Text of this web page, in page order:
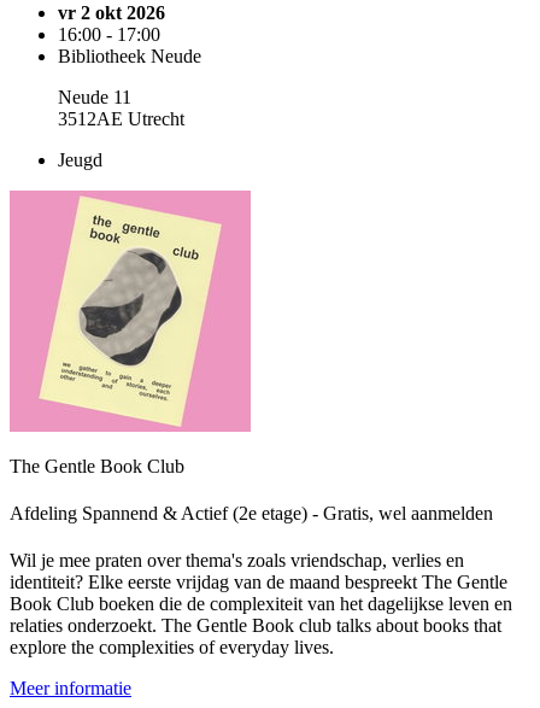
vr 2 okt 2026
16:00 - 17:00
Bibliotheek Neude
Neude 11
3512AE Utrecht
Jeugd
The Gentle Book Club
Afdeling Spannend & Actief (2e etage) - Gratis, wel aanmelden
Wil je mee praten over thema's zoals vriendschap, verlies en
identiteit? Elke eerste vrijdag van de maand bespreekt The Gentle
Book Club boeken die de complexiteit van het dagelijkse leven en
relaties onderzoekt. The Gentle Book club talks about books that
explore the complexities of everyday lives.
Meer informatie